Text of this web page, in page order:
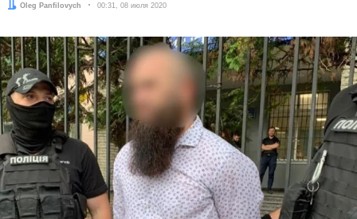
Автор:
Oleg Panfilovych Дата:
00:31, 08 июля 2020